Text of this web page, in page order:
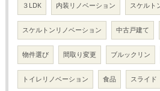
３LDK 内装リノベーション スケルト
スケルトンリノベーション 中古戸建て
物件選び 間取り変更 ブルックリン
トイレリノベーション 食品 スライド